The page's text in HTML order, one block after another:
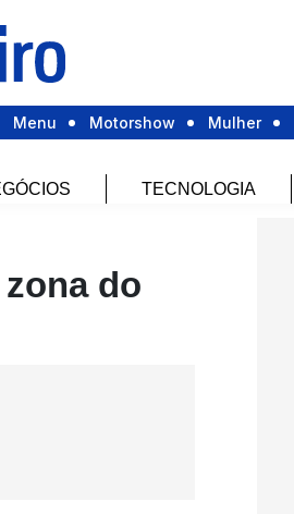
Menu Motorshow Mulher
TECNOLOGIA
do